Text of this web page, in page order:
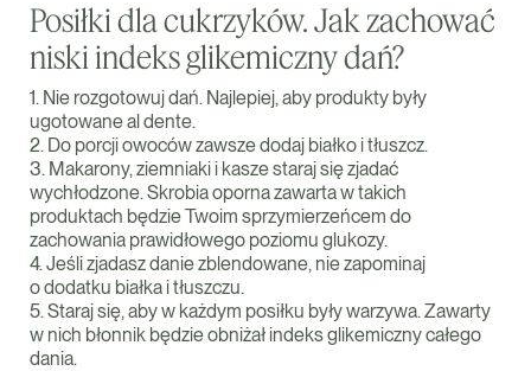
Posiłki dla cukrzyków. Jak zachować
niski indeks glikemiczny dań?
1. Nie rozgotowuj dań. Najlepiej, aby produkty były
ugotowane al dente.
2. Do porcji owoców zawsze dodaj białko i tłuszcz.
3. Makarony, ziemniaki i kasze staraj się zjadać
wychłodzone. Skrobia oporna zawarta w takich
produktach będzie Twoim sprzymierzeńcem do
zachowania prawidłowego poziomu glukozy.
4. Jeśli zjadasz danie zblendowane, nie zapominaj
o dodatku białka i tłuszczu.
5. Staraj się, aby w każdym posiłku były warzywa. Zawarty
w nich błonnik będzie obniżał indeks glikemiczny całego
dania.